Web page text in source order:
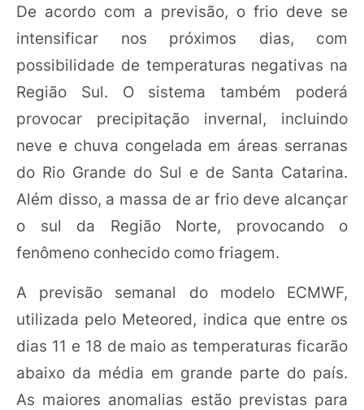
De acordo com a previsão, o frio deve se
intensificar nos próximos dias, com
possibilidade de temperaturas negativas na
Região Sul. O sistema também poderá
provocar precipitação invernal, incluindo
neve e chuva congelada em áreas serranas
do Rio Grande do Sul e de Santa Catarina.
Além disso, a massa de ar frio deve alcançar
o sul da Região Norte, provocando o
fenômeno conhecido como friagem.
A previsão semanal do modelo ECMWF,
utilizada pelo Meteored, indica que entre os
dias 11 e 18 de maio as temperaturas ficarão
abaixo da média em grande parte do país.
As maiores anomalias estão previstas para